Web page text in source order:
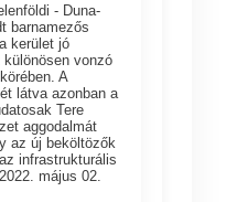
- Duna-
barnamezős
kerület jó
vonzó
A
látva azonban a
Tere
aggodalmát
az új beköltözők
infrastrukturális
május 02.